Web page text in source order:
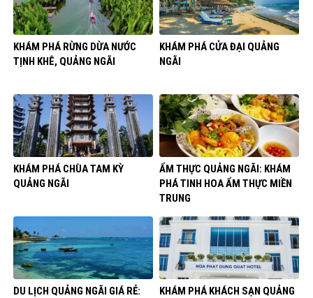
KHÁM PHÁ RỪNG DỪA NƯỚC
TỊNH KHÊ, QUẢNG NGÃI
KHÁM PHÁ CỬA ĐẠI QUẢNG
NGÃI
KHÁM PHÁ CHÙA TAM KỲ
QUẢNG NGÃI
ẨM THỰC QUẢNG NGÃI: KHÁM
PHÁ TINH HOA ẨM THỰC MIỀN
TRUNG
DU LỊCH QUẢNG NGÃI GIÁ RẺ:
KHÁM PHÁ KHÁCH SẠN QUẢNG